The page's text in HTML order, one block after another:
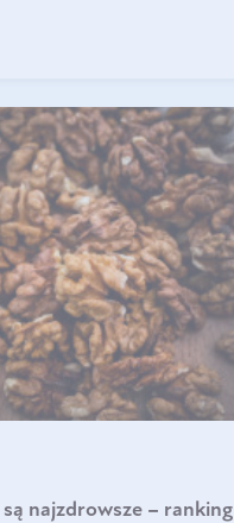
najzdrowsze – ranking